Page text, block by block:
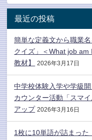
最近の投稿
簡単な定義文から職業
クイズ」＜What job am
教材】
2026年3月17日
中学校体験入学や学級
カウンター活動「スマ
アップ 2026年3月16日
1枚に10単語が詰まった